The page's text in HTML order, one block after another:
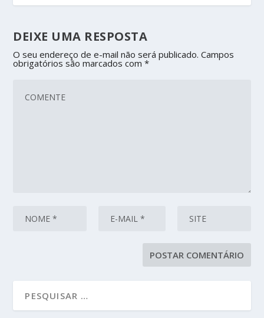
DEIXE UMA RESPOSTA
O seu endereço de e-mail não será publicado. Campos
obrigatórios são marcados com*